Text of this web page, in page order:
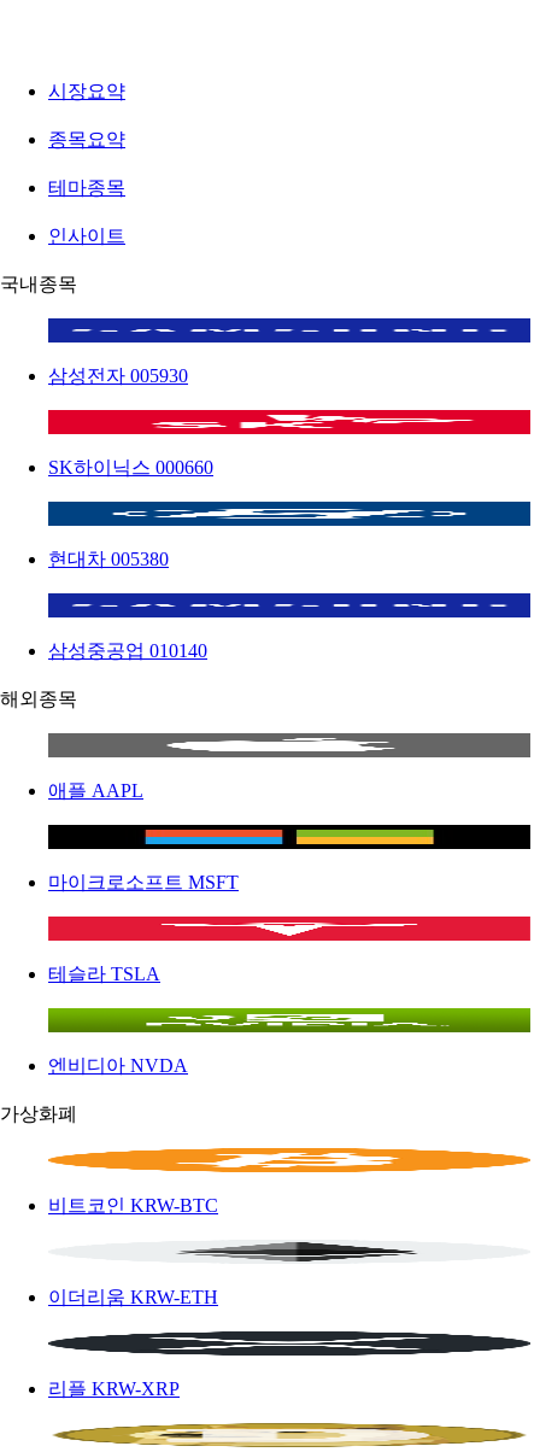
시장요약
종목요약
테마종목
인사이트
국내종목
삼성전자 005930
SK하이닉스 000660
현대차 005380
삼성중공업 010140
해외종목
애플 AAPL
마이크로소프트 MSFT
테슬라 TSLA
엔비디아 NVDA
가상화폐
비트코인 KRW-BTC
이더리움 KRW-ETH
리플 KRW-XRP